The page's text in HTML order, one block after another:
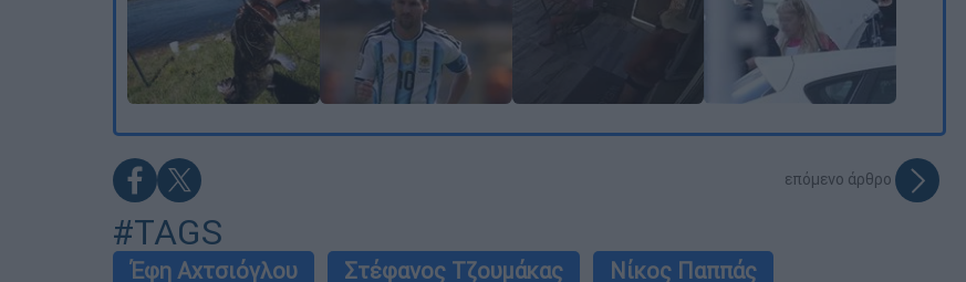
επόμενο άρθρο
#TAGS
Έφη Αχτσιόγλου Στέφανος Τζουμάκας Νίκος Παππάς